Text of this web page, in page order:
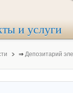
и услуги
⇒ Депозитарий